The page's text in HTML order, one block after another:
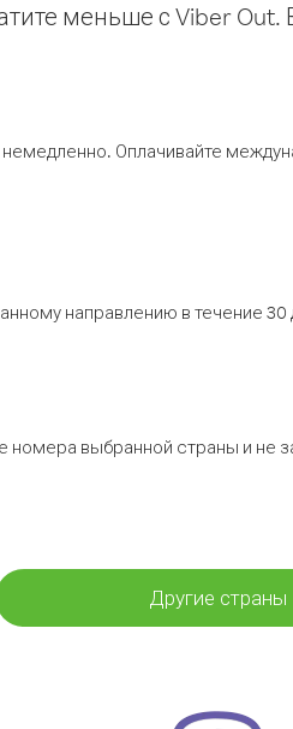
меньше с Viber
Оплачивайте
направлению в течение 30
выбранной страны и не
Другие страны